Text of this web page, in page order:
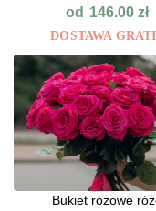
od 146.00 zł
DOSTAWA
Bukiet różowe